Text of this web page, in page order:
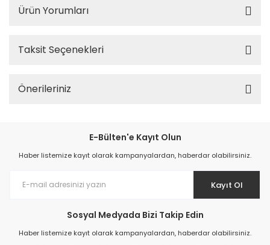
Ürün Yorumları
Taksit Seçenekleri
Önerileriniz
E-Bülten'e Kayıt Olun
Haber listemize kayıt olarak kampanyalardan, haberdar olabilirsiniz.
Kayıt Ol
Sosyal Medyada Bizi Takip Edin
Haber listemize kayıt olarak kampanyalardan, haberdar olabilirsiniz.